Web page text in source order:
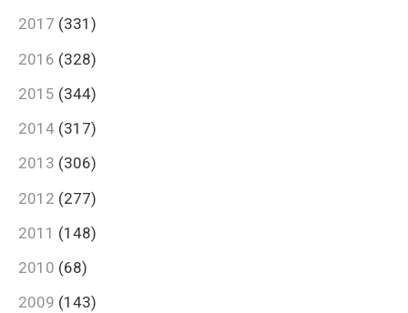
2017 (331)
2016 (328)
2015 (344)
2014 (317)
2013 (306)
2012 (277)
2011 (148)
2010 (68)
2009 (143)